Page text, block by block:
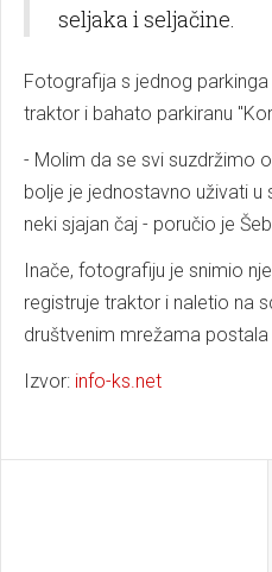
seljaka i seljačine.
Fotografija s jednog
traktor i bahato parkiranu
- Molim da se svi suzdržimo
bolje je jednostavno uživati u
neki sjajan čaj - poručio je
Inače, fotografiju je snimio
registruje traktor i naletio na
društvenim mrežama postala
Izvor: info-ks.net